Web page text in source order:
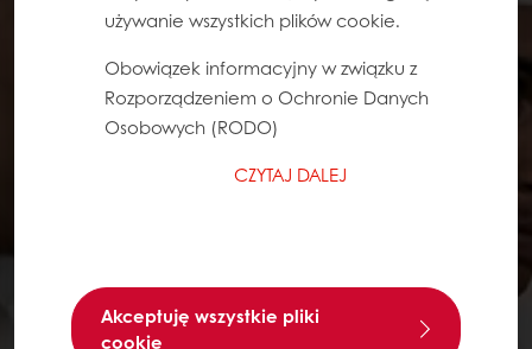
używanie wszystkich plików cookie.
Obowiązek informacyjny w związku z
Rozporządzeniem o Ochronie Danych
Osobowych (RODO)
CZYTAJ DALEJ
Akceptuję wszystkie pliki
cookie